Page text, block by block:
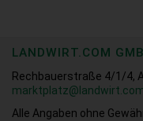
LANDWIRT.COM
Rechbauerstraße 4/1/4,
Alle Angaben ohne